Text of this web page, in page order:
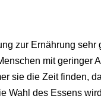
zur Ernährung sehr
mit geringer
sie die Zeit finden,
Wahl des Essens